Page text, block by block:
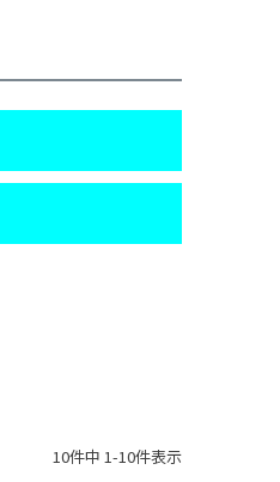
10件中 1-10件表示